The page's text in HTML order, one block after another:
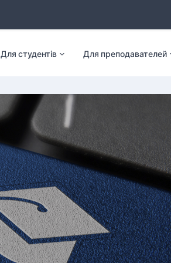
Для студентів Для преподавателей